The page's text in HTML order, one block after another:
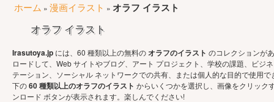
ホーム » 漫画イラスト » オラフ イラスト
オラフ イラスト
Irasutoya.jp には、60 種類以上の無料のオラフのイラスト のコレクションが
ロードして、Web サイトやブログ、アート プロジェクト、学校の課題、ビジ
テーション、ソーシャル ネットワークでの共有、または個人的な目的で使用で
下の60 種類以上のオラフのイラスト からいくつかを選択し、画像をクリック
ンロード ボタンが表示されます。楽しんでください!